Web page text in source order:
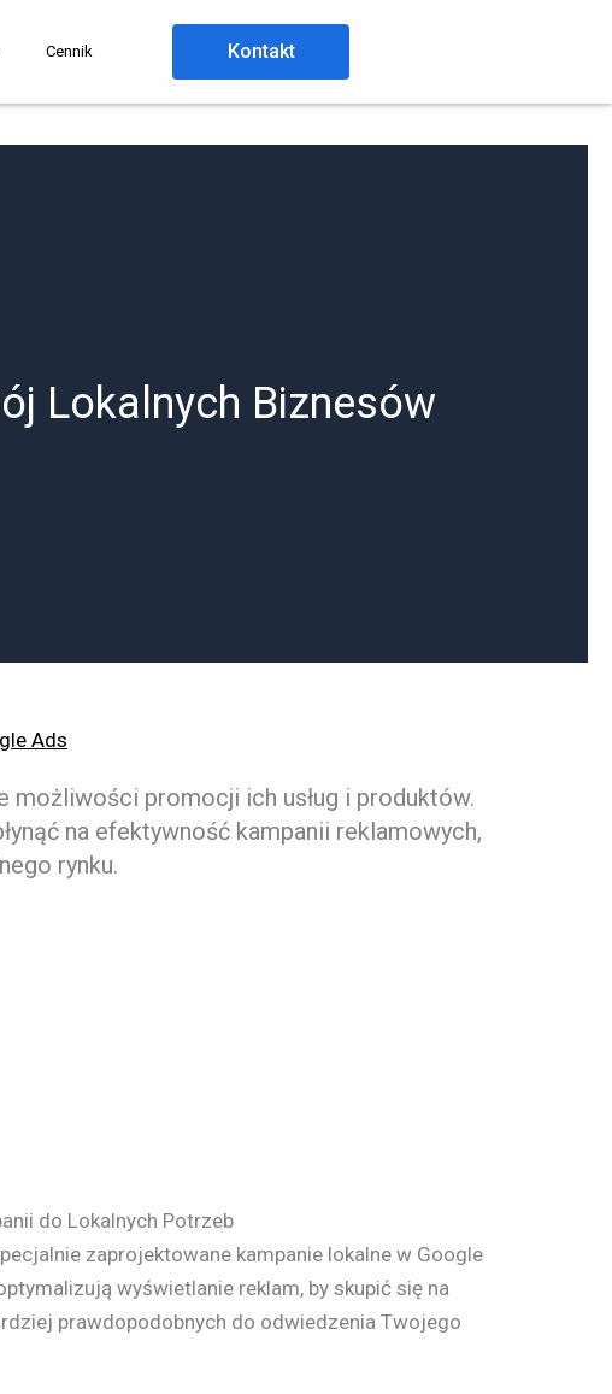
Cennik Kontakt
Lokalnych Biznesów
Ads
promocji ich usług i produktów.
na efektywność kampanii reklamowych,
rynku.
do Lokalnych Potrzeb
zaprojektowane kampanie lokalne w Google
wyświetlanie reklam, by skupić się na
prawdopodobnych do odwiedzenia Twojego